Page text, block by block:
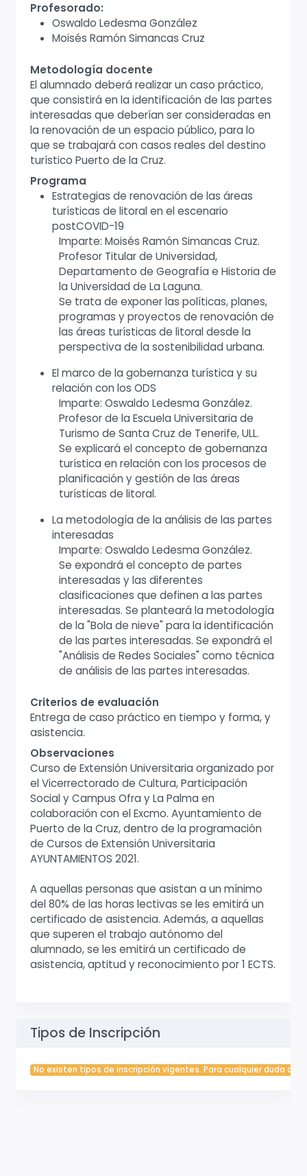
Profesorado:
Oswaldo Ledesma González
Moisés Ramón Simancas Cruz
Metodología docente
El alumnado deberá realizar un caso práctico,
que consistirá en la identificación de las partes
interesadas que deberían ser consideradas en
la renovación de un espacio público, para lo
que se trabajará con casos reales del destino
turístico Puerto de la Cruz.
Programa
Estrategias de renovación de las áreas
turísticas de litoral en el escenario
postCOVID-19
Imparte: Moisés Ramón Simancas Cruz.
Profesor Titular de Universidad,
Departamento de Geografía e Historia de
la Universidad de La Laguna.
Se trata de exponer las políticas, planes,
programas y proyectos de renovación de
las áreas turísticas de litoral desde la
perspectiva de la sostenibilidad urbana.
El marco de la gobernanza turística y su
relación con los ODS
Imparte: Oswaldo Ledesma González.
Profesor de la Escuela Universitaria de
Turismo de Santa Cruz de Tenerife, ULL.
Se explicará el concepto de gobernanza
turística en relación con los procesos de
planificación y gestión de las áreas
turísticas de litoral.
La metodología de la análisis de las partes
interesadas
Imparte: Oswaldo Ledesma González.
Se expondrá el concepto de partes
interesadas y las diferentes
clasificaciones que definen a las partes
interesadas. Se planteará la metodología
de la "Bola de nieve" para la identificación
de las partes interesadas. Se expondrá el
"Análisis de Redes Sociales" como técnica
de análisis de las partes interesadas.
Criterios de evaluación
Entrega de caso práctico en tiempo y forma, y
asistencia.
Observaciones
Curso de Extensión Universitaria organizado por
el Vicerrectorado de Cultura, Participación
Social y Campus Ofra y La Palma en
colaboración con el Excmo. Ayuntamiento de
Puerto de la Cruz, dentro de la programación
de Cursos de Extensión Universitaria
AYUNTAMIENTOS 2021.
A aquellas personas que asistan a un mínimo
del 80% de las horas lectivas se les emitirá un
certificado de asistencia. Además, a aquellas
que superen el trabajo autónomo del
alumnado, se les emitirá un certificado de
asistencia, aptitud y reconocimiento por 1 ECTS.
Tipos de Inscripción
No existen tipos de inscripción vigentes. Para cualquier duda